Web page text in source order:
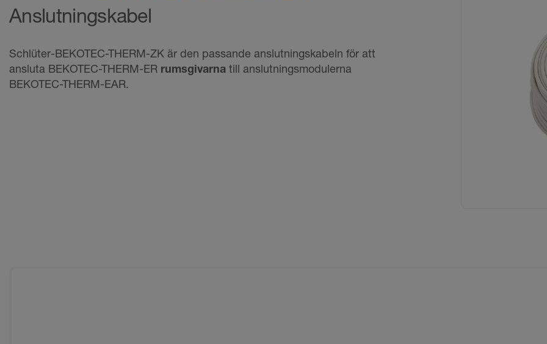
Anslutningskabel
Schlüter-BEKOTEC-THERM-ZK är den passande anslutningskabeln för att
ansluta BEKOTEC-THERM-ER rumsgivarna till anslutningsmodulerna
BEKOTEC-THERM-EAR.